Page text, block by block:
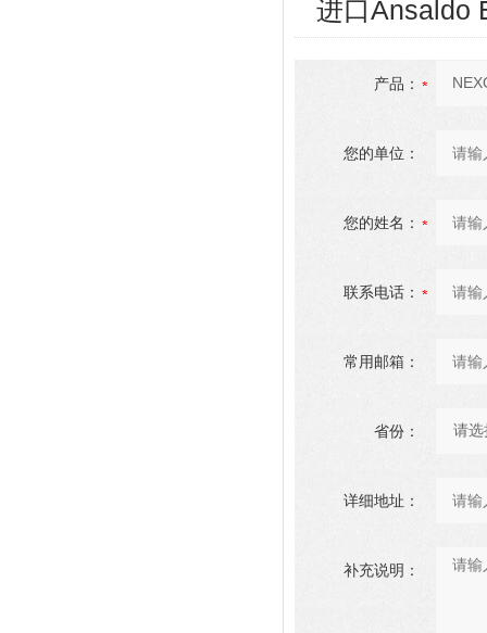
进口Ansaldo
产品：
您的单位：
您的姓名：
联系电话：
常用邮箱：
省份：
详细地址：
补充说明：